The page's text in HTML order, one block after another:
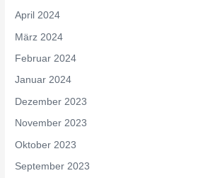
April 2024
März 2024
Februar 2024
Januar 2024
Dezember 2023
November 2023
Oktober 2023
September 2023